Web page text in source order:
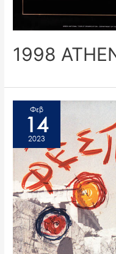
1998
Φεβ
14
2023